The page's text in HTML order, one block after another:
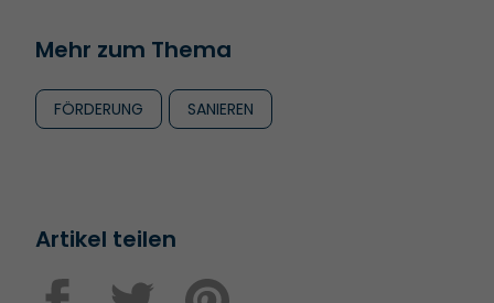
Mehr zum Thema
FÖRDERUNG SANIEREN
Artikel teilen